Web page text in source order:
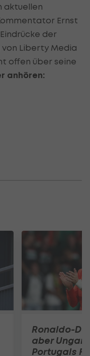
aktuellen
Kommentator Ernst
der
von Liberty Media
offen über seine
anhören:
Ronaldo-
aber
Portugals